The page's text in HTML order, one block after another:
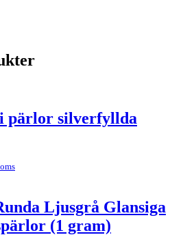
pärlor silverfyllda
Ljusgrå Glansiga
(1 gram)